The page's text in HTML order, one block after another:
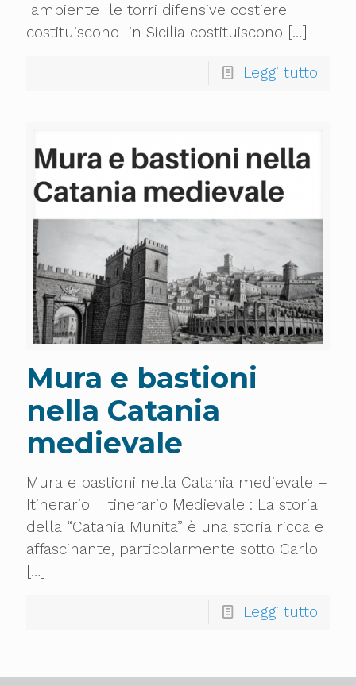
ambiente le torri difensive costiere
costituiscono in Sicilia costituiscono […]
Leggi tutto
Mura e bastioni
nella Catania
medievale
Mura e bastioni nella Catania medievale –
Itinerario Itinerario Medievale : La storia
della “Catania Munita” è una storia ricca e
affascinante, particolarmente sotto Carlo
[…]
Leggi tutto